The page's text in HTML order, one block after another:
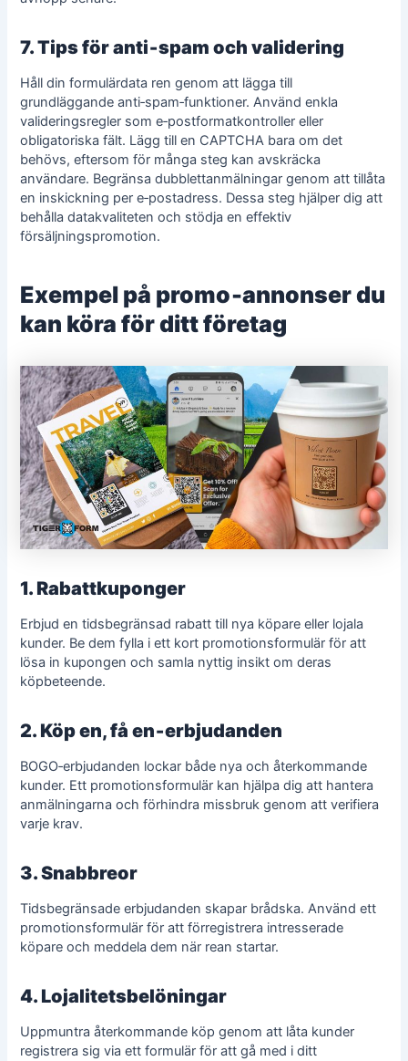
7. Tips för anti‑spam och validering
Håll din formulärdata ren genom att lägga till
grundläggande anti‑spam‑funktioner. Använd enkla
valideringsregler som e‑postformatkontroller eller
obligatoriska fält. Lägg till en CAPTCHA bara om det
behövs, eftersom för många steg kan avskräcka
användare. Begränsa dubblettanmälningar genom att tillåta
en inskickning per e‑postadress. Dessa steg hjälper dig att
behålla datakvaliteten och stödja eneffektiv
försäljningspromotion.
Exempel på promo‑annonser du
kan köra för ditt företag
1. Rabattkuponger
Erbjud en tidsbegränsad rabatt till nya köpare eller lojala
kunder. Be dem fylla i ett kort promotionsformulär för att
lösa in kupongen och samla nyttig insikt om deras
köpbeteende.
2. Köp en, få en‑erbjudanden
BOGO‑erbjudanden lockar både nya och återkommande
kunder. Ett promotionsformulär kan hjälpa dig att hantera
anmälningarna och förhindra missbruk genom att verifiera
varje krav.
3. Snabbreor
Tidsbegränsade erbjudanden skapar brådska. Använd ett
promotionsformulär för att förregistrera intresserade
köpare och meddela dem när rean startar.
4. Lojalitetsbelöningar
Uppmuntra återkommande köp genom att låta kunder
registrera sig via ett formulär för att gå med i ditt